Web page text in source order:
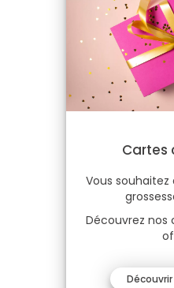
Cartes
Vous
Découvrez nos